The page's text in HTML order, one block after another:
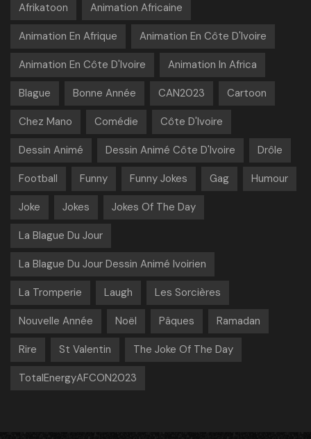
Afrikatoon Animation Africaine
Animation En Afrique Animation En Côte D'Ivoire
Animation En Côte D'Ivoire Animation In Africa
Blague Bonne Année CAN2023 Cartoon
Chez Mano Comédie Côte D'Ivoire
Dessin Animé Dessin Animé Côte D'Ivoire Drôle
Football Funny Funny Jokes Gag Humour
Joke Jokes Jokes Of The Day
La Blague Du Jour
La Blague Du Jour Dessin Animé Ivoirien
La Tromperie Laugh Les Sorcières
Nouvelle Année Noël Pâques Ramadan
Rire St Valentin The Joke Of The Day
TotalEnergyAFCON2023